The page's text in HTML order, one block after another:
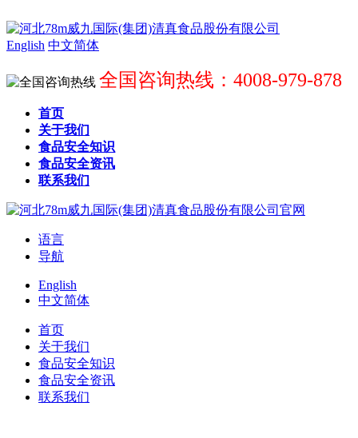
English 中文简体
全国咨询热线：4008-979-878
首页
关于我们
食品安全知识
食品安全资讯
联系我们
语言
导航
English
中文简体
首页
关于我们
食品安全知识
食品安全资讯
联系我们